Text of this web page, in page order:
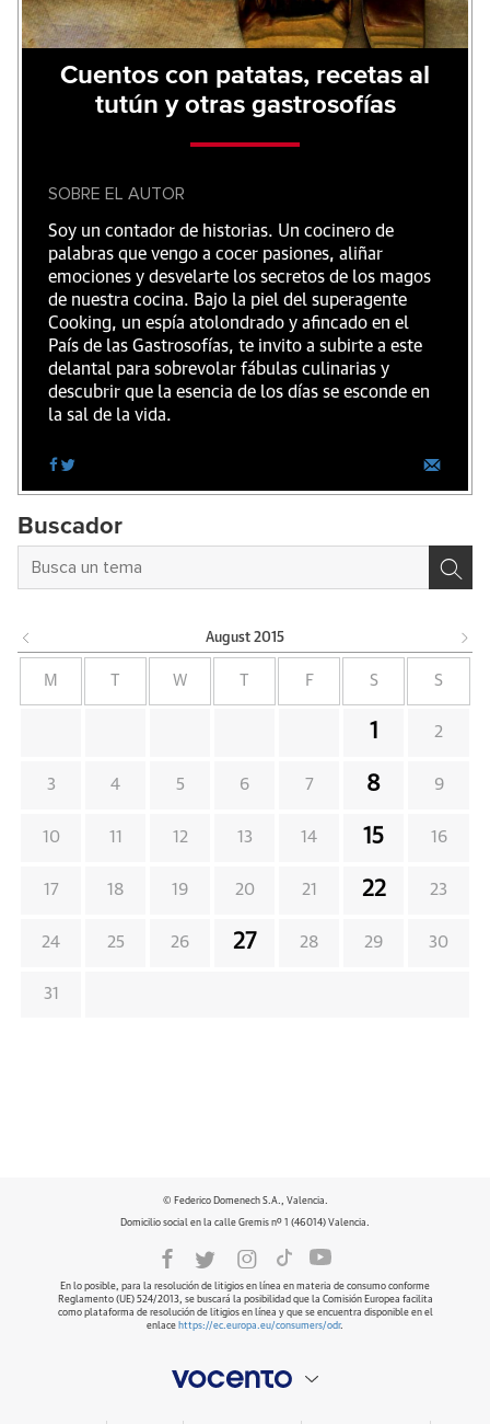
Cuentos con patatas, recetas al
tutún y otras gastrosofías
SOBRE EL AUTOR
Soy un contador de historias. Un cocinero de
palabras que vengo a cocer pasiones, aliñar
emociones y desvelarte los secretos de los magos
de nuestra cocina. Bajo la piel del superagente
Cooking, un espía atolondrado y afincado en el
País de las Gastrosofías, te invito a subirte a este
delantal para sobrevolar fábulas culinarias y
descubrir que la esencia de los días se esconde en
la sal de la vida.
Buscador
August 2015
M W F S S
1 2
3 4 5 6 7 8 9
10 11 12 13 14 15 16
17 18 19 20 21 22 23
24 25 26 27 28 29 30
31
© Federico Domenech S.A., Valencia.
Domicilio social en la calle Gremis nº 1 (46014) Valencia.
En lo posible, para la resolución de litigios en línea en materia de consumo conforme
Reglamento (UE) 524/2013, se buscará la posibilidad que la Comisión Europea facilita
como plataforma de resolución de litigios en línea y que se encuentra disponible en el
enlace https://ec.europa.eu/consumers/odr.